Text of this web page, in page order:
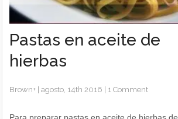
Pastas en aceite de
hierbas
Brown+ |agosto, 14th 2016 1 Comment